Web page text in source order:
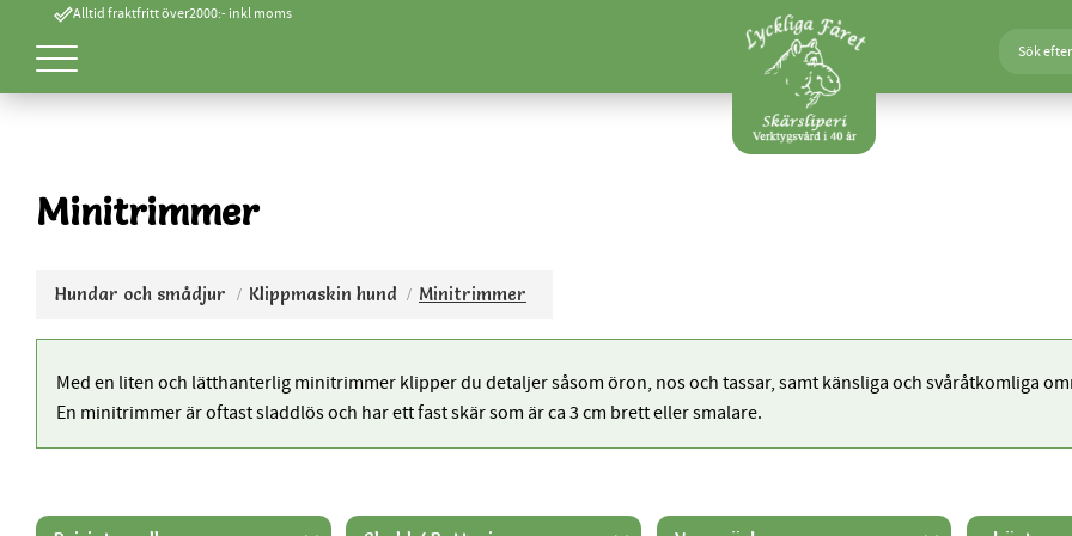
done_outlineAlltid fraktfritt över2000:- inkl moms
Minitrimmer
Hundar och smådjur Klippmaskin hund Minitrimmer
Med en liten och lätthanterlig minitrimmer klipper du detaljer såsom öron, nos och tassar, samt känsliga och svåråtkomliga
En minitrimmer är oftast sladdlös och har ett fast skär som är ca 3 cm brett eller smalare.